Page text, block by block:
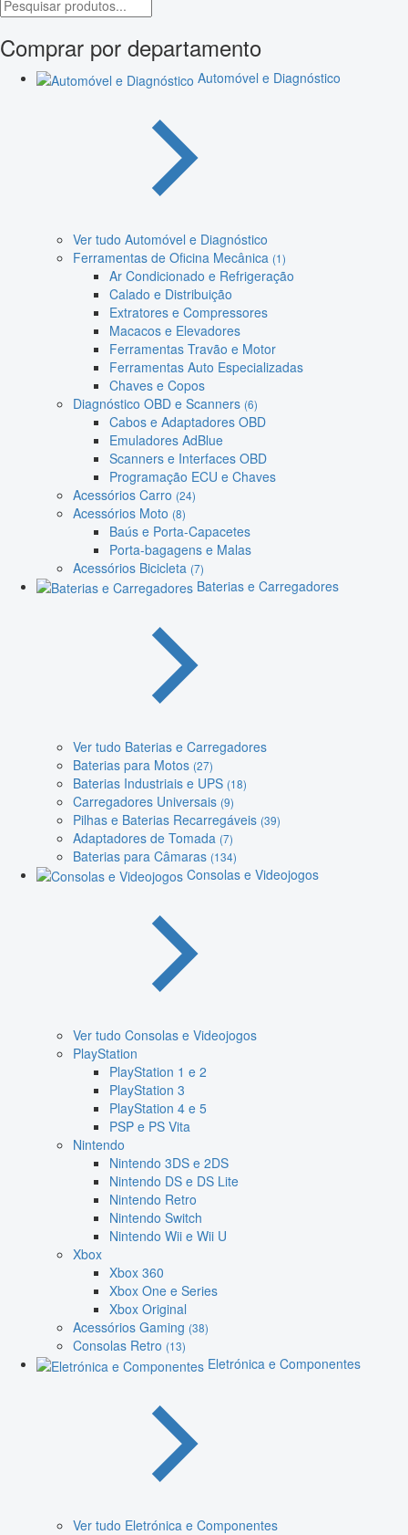
Comprar por departamento
Automóvel e Diagnóstico
Ver tudo Automóvel e Diagnóstico
Ferramentas de Oficina Mecânica (1)
Ar Condicionado e Refrigeração
Calado e Distribuição
Extratores e Compressores
Macacos e Elevadores
Ferramentas Travão e Motor
Ferramentas Auto Especializadas
Chaves e Copos
Diagnóstico OBD e Scanners (6)
Cabos e Adaptadores OBD
Emuladores AdBlue
Scanners e Interfaces OBD
Programação ECU e Chaves
Acessórios Carro (24)
Acessórios Moto (8)
Baús e Porta-Capacetes
Porta-bagagens e Malas
Acessórios Bicicleta (7)
Baterias e Carregadores
Ver tudo Baterias e Carregadores
Baterias para Motos (27)
Baterias Industriais e UPS (18)
Carregadores Universais (9)
Pilhas e Baterias Recarregáveis (39)
Adaptadores de Tomada (7)
Baterias para Câmaras (134)
Consolas e Videojogos
Ver tudo Consolas e Videojogos
PlayStation
PlayStation 1 e 2
PlayStation 3
PlayStation 4 e 5
PSP e PS Vita
Nintendo
Nintendo 3DS e 2DS
Nintendo DS e DS Lite
Nintendo Retro
Nintendo Switch
Nintendo Wii e Wii U
Xbox
Xbox 360
Xbox One e Series
Xbox Original
Acessórios Gaming (38)
Consolas Retro (13)
Eletrónica e Componentes
Ver tudo Eletrónica e Componentes